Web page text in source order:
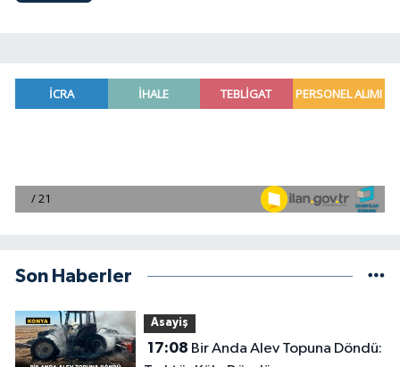
Son Haberler
Asayiş
17:08